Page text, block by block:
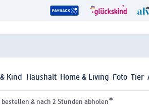
Kind Haushalt Home & Living Foto Tier
& nach 2 Stunden abholen*